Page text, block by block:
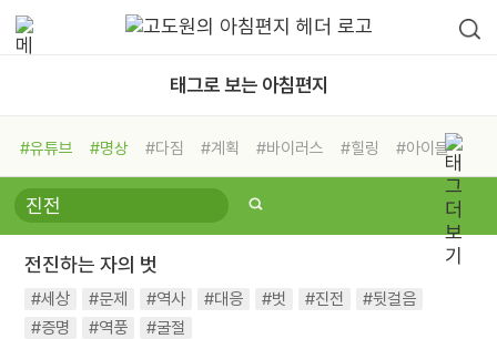
태그로 보는 아침편지
#유튜브 #명상 #다짐 #계획 #바이러스 #힐링
#아이들
#비전캠프
#독서캠프 #삶
#희망
#나눔 #친구 #링컨학교
#독서
#건강 #면역력
전진하는 자의 벗
#세상 #문제 #역사 #대응 #벗 #진전
#뒷걸음
#증명
#역풍 #굴절